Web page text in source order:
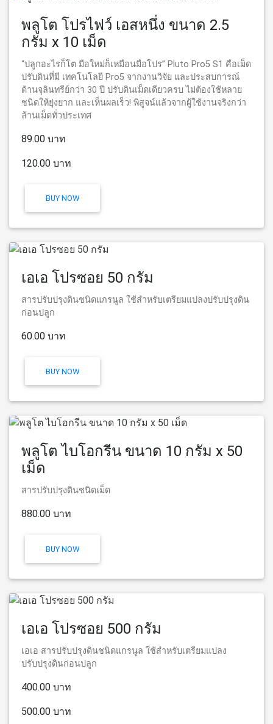
พลูโต โปรไฟว์ เอสหนึ่ง ขนาด 2.5
กรัม x 10 เม็ด
“ปลูกอะไรก็โต มือใหม่ก็เหมือนมือโปร” Pluto Pro5 S1 คือเม็ด
ปรับดินที่มี เทคโนโลยี Pro5 จากงานวิจัย และประสบการณ์
ด้านจุลินทรีย์กว่า 30 ปี ปรับดินเม็ดเดียวครบ ไม่ต้องใช้หลาย
ชนิดให้ยุ่งยาก และเห็นผลเร็ว! พิสูจน์แล้วจากผู้ใช้งานจริงกว่า
ล้านเม็ดทั่วประเทศ
89.00 บาท
120.00 บาท
BUY NOW
เอเอ โปรซอย 50 กรัม
สารปรับปรุงดินชนิดแกรนูล ใช้สำหรับเตรียมแปลงปรับปรุงดิน
ก่อนปลูก
60.00 บาท
BUY NOW
พลูโต ไบโอกรีน ขนาด 10 กรัม x 50
เม็ด
สารปรับปรุงดินชนิดเม็ด
880.00 บาท
BUY NOW
เอเอ โปรซอย 500 กรัม
เอเอ สารปรับปรุงดินชนิดแกรนูล ใช้สำหรับเตรียมแปลง
ปรับปรุงดินก่อนปลูก
400.00 บาท
500.00 บาท